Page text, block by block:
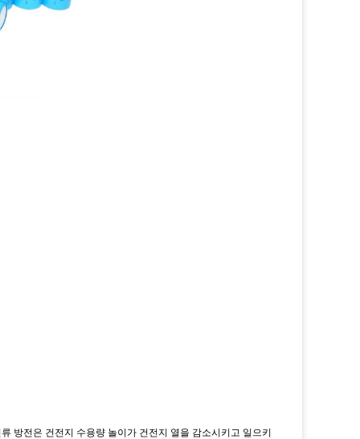
방전은 건전지 수용량 놀이가 건전지 열을 감소시키고 일으키